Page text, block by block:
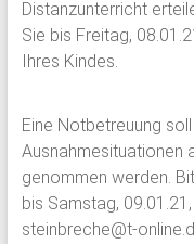
Distanzunterricht
Sie bis Freitag,
Ihres Kindes.
Eine Notbetreuung
Ausnahmesituationen
genommen werden.
bis Samstag,
steinbreche@t-